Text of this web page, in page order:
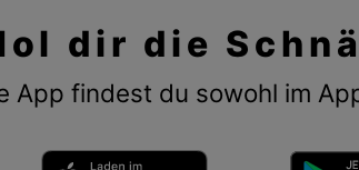
dir die
App findest du sowohl im